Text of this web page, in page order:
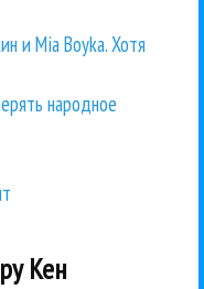
и Mia Boyka. Хотя
народное
Кен